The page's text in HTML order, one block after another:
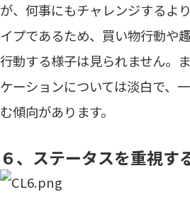
が、何事にもチャレンジするよ
イプであるため、買い物行動や
行動する様子は見られません。
ケーションについては淡白で、
む傾向があります。
６、ステータスを重視す